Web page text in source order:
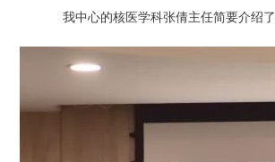
我中心的核医学科张倩主任简要介绍了